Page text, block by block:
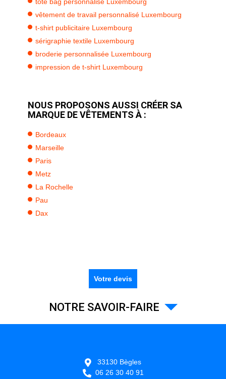
vêtement de travail personnalisé Luxembourg
t-shirt publicitaire Luxembourg
sérigraphie textile Luxembourg
broderie personnalisée Luxembourg
impression de t-shirt Luxembourg
NOUS PROPOSONS AUSSI CRÉER SA
MARQUE DE VÊTEMENTS À :
Bordeaux
Marseille
Paris
Metz
La Rochelle
Pau
Dax
Votre devis
NOTRE SAVOIR-FAIRE
33130 Bègles
06 26 30 40 91